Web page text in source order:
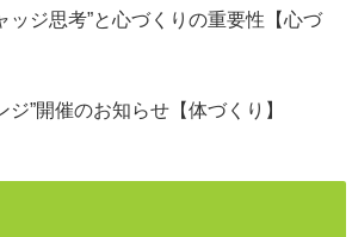
ッジ思考”と心づくりの重要性【心づ
ジ”開催のお知らせ【体づくり】